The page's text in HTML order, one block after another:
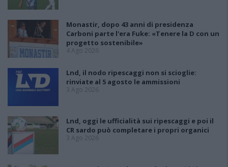
Monastir, dopo 43 anni di presidenza
Carboni parte l'era Fuke: «Tenere la D con un
progetto sostenibile»
4 Ago 2026
Lnd, il nodo ripescaggi non si scioglie:
rinviate al 5 agosto le ammissioni
3 Ago 2026
Lnd, oggi le ufficialità sui ripescaggi e poi il
CR sardo può completare i propri organici
3 Ago 2026